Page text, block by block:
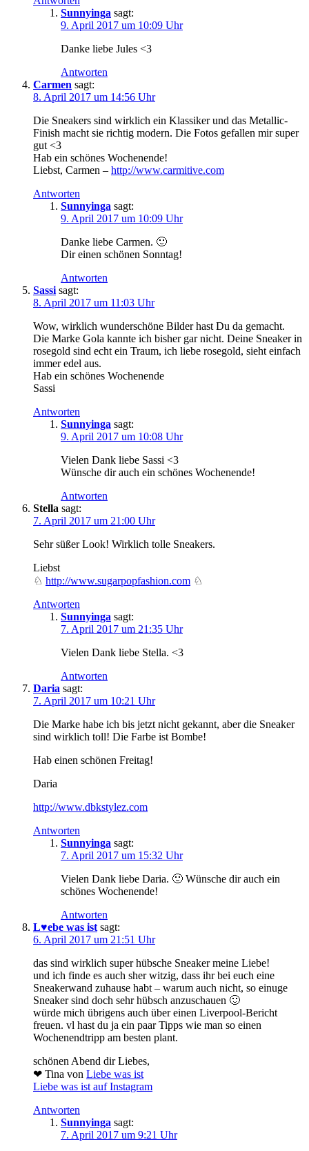
Sunnyinga sagt:
9. April 2017 um 10:09 Uhr
Danke liebe Jules <3
Antworten
Carmen sagt:
8. April 2017 um 14:56 Uhr
Die Sneakers sind wirklich ein Klassiker und das Metallic-
Finish macht sie richtig modern. Die Fotos gefallen mir super
gut <3
Hab ein schönes Wochenende!
Liebst, Carmen – http://www.carmitive.com
Antworten
Sunnyinga sagt:
9. April 2017 um 10:09 Uhr
Danke liebe Carmen. 🙂
Dir einen schönen Sonntag!
Antworten
Sassi sagt:
8. April 2017 um 11:03 Uhr
Wow, wirklich wunderschöne Bilder hast Du da gemacht.
Die Marke Gola kannte ich bisher gar nicht. Deine Sneaker in
rosegold sind echt ein Traum, ich liebe rosegold, sieht einfach
immer edel aus.
Hab ein schönes Wochenende
Sassi
Antworten
Sunnyinga sagt:
9. April 2017 um 10:08 Uhr
Vielen Dank liebe Sassi <3
Wünsche dir auch ein schönes Wochenende!
Antworten
Stella sagt:
7. April 2017 um 21:00 Uhr
Sehr süßer Look! Wirklich tolle Sneakers.
Liebst
♘ http://www.sugarpopfashion.com ♘
Antworten
Sunnyinga sagt:
7. April 2017 um 21:35 Uhr
Vielen Dank liebe Stella. <3
Antworten
Daria sagt:
7. April 2017 um 10:21 Uhr
Die Marke habe ich bis jetzt nicht gekannt, aber die Sneaker
sind wirklich toll! Die Farbe ist Bombe!
Hab einen schönen Freitag!
Daria
http://www.dbkstylez.com
Antworten
Sunnyinga sagt:
7. April 2017 um 15:32 Uhr
Vielen Dank liebe Daria. 🙂 Wünsche dir auch ein
schönes Wochenende!
Antworten
L♥ebe was ist sagt:
6. April 2017 um 21:51 Uhr
das sind wirklich super hübsche Sneaker meine Liebe!
und ich finde es auch sher witzig, dass ihr bei euch eine
Sneakerwand zuhause habt – warum auch nicht, so einuge
Sneaker sind doch sehr hübsch anzuschauen 🙂
würde mich übrigens auch über einen Liverpool-Bericht
freuen. vl hast du ja ein paar Tipps wie man so einen
Wochenendtripp am besten plant.
schönen Abend dir Liebes,
❤ Tina von Liebe was ist
Liebe was ist auf Instagram
Antworten
Sunnyinga sagt:
7. April 2017 um 9:21 Uhr